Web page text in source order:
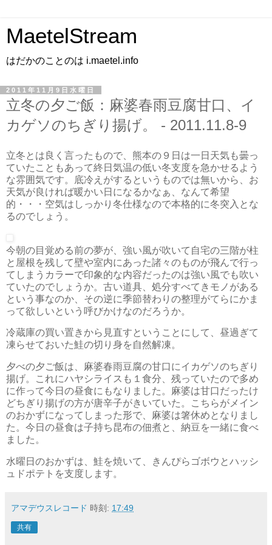
MaetelStream
はだかのことのは i.maetel.info
2011年11月9日水曜日
立冬の夕ご飯：麻婆春雨豆腐甘口、イ
カゲソのちぎり揚げ。 - 2011.11.8-9
立冬とは良く言ったもので、熊本の９日は一日天気も曇っ
ていたこともあって終日気温の低い冬支度を急かせるよう
な雰囲気です。底冷えがするというものでは無いから、お
天気が良ければ暖かい日になるかなぁ、なんて希望
的・・・空気はしっかり冬仕様なので本格的に冬突入とな
るのでしょう。
今朝の目覚める前の夢が、強い風が吹いて自宅の三階が柱
と屋根を残して壁や室内にあった諸々のものが飛んで行っ
てしまうカラーで印象的な内容だったのは強い風でも吹い
ていたのでしょうか。古い道具、処分すべてきモノがある
という事なのか、その逆に季節替わりの整理がてらにかま
って欲しいという呼びかけなのだろうか。
冷蔵庫の買い置きから見直すということにして、昼過ぎて
凍らせておいた鮭の切り身を自然解凍。
夕べの夕ご飯は、麻婆春雨豆腐の甘口にイカゲソのちぎり
揚げ。これにハヤシライスも１食分、残っていたので多め
に作って今日の昼食にもなりました。麻婆は甘口だったけ
どちぎり揚げの方が唐辛子がきいていた。こちらがメイン
のおかずになってしまった形で、麻婆は箸休めとなりまし
た。今日の昼食は子持ち昆布の佃煮と、納豆を一緒に食べ
ました。
水曜日のおかずは、鮭を焼いて、きんぴらゴボウとハッシ
ュドポテトを支度します。
アマデウスレコード 時刻: 17:49
共有